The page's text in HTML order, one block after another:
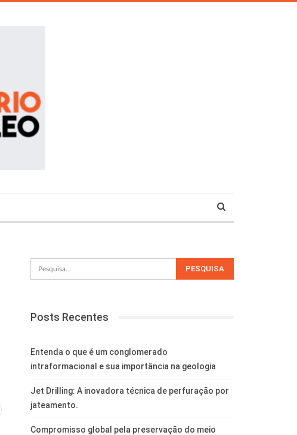
Posts Recentes
Entenda o que é um conglomerado
intraformacional e sua importância na geologia
Jet Drilling: A inovadora técnica de perfuração por
jateamento.
Compromisso global pela preservação do meio